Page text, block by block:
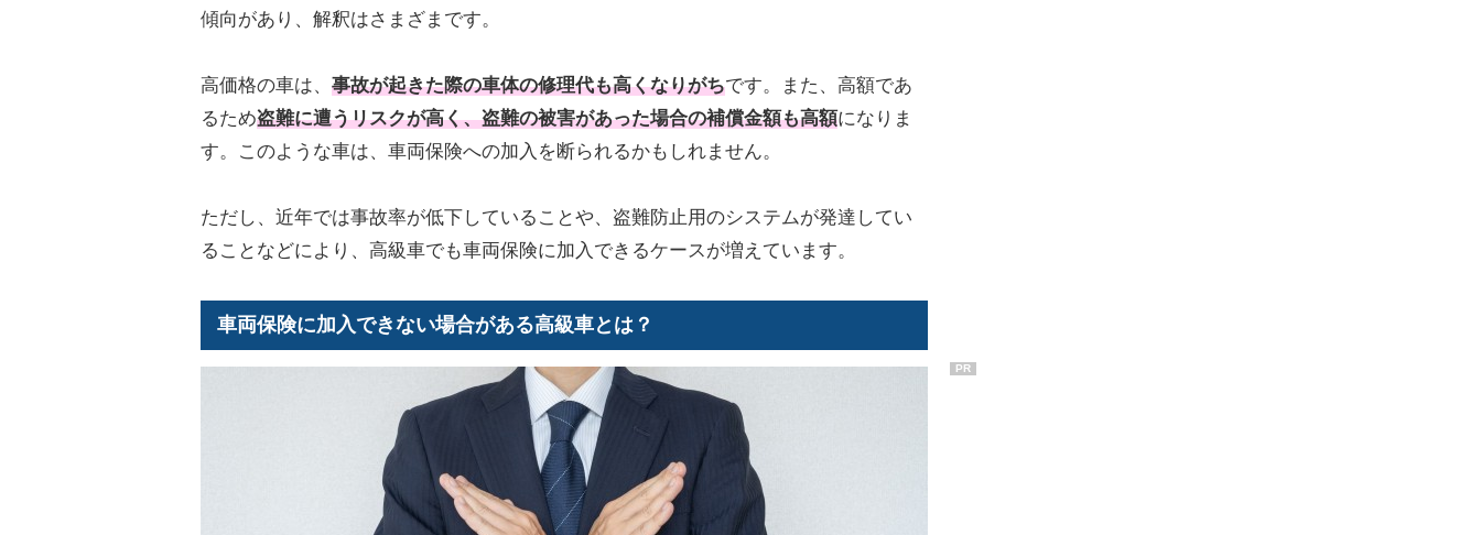
傾向があり、解釈はさまざまです。
高価格の車は、 事故が起きた際の車体の修理代も高くなりがちです。また、高額であ
るため盗難に遭うリスクが高く、盗難の被害があった場合の補償金額も高額になりま
す。このような車は、車両保険への加入を断られるかもしれません。
ただし、近年では事故率が低下していることや、盗難防止用のシステムが発達してい
ることなどにより、高級車でも車両保険に加入できるケースが増えています。
車両保険に加入できない場合がある高級車とは？
PR